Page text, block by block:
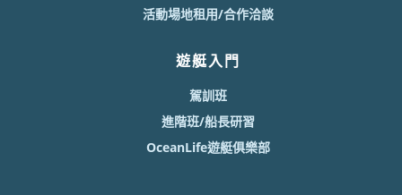
活動場地租用/合作洽談
遊艇入門
駕訓班
進階班/船長研習
OceanLife遊艇俱樂部